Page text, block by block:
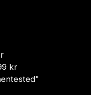
kr
"